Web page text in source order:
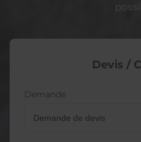
Devis /
Demande